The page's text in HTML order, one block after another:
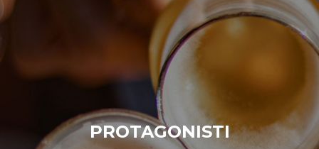
PROTAGONISTI
ELENCO ESPOSITORI
NEWS
CONTATTI
PROTAGONISTI